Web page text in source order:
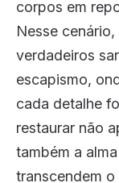
corpos em
Nesse
verdadeiros
escapismo,
cada detalhe
restaurar não
também a
transcendem